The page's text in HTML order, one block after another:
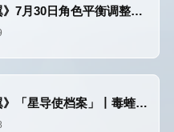
7月30日角色平衡调整公告
「星导使档案」丨毒蝰-西蒙娜